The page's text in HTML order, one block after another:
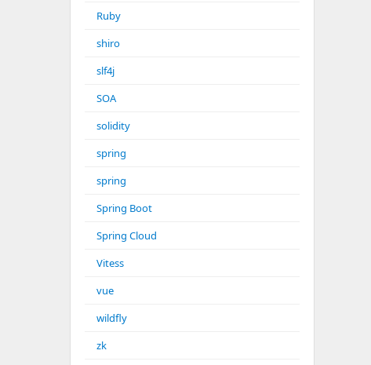
Ruby
shiro
slf4j
SOA
solidity
spring
spring
Spring Boot
Spring Cloud
Vitess
vue
wildfly
zk